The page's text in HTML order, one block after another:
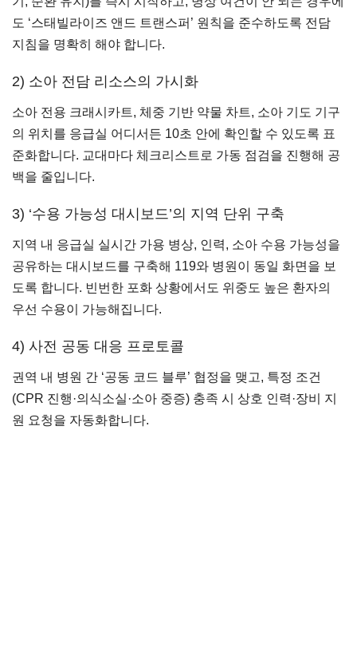
도 ‘스태빌라이즈 앤드 트랜스퍼’ 원칙을 준수하도록 전담
지침을 명확히 해야 합니다.
2) 소아 전담 리소스의 가시화
소아 전용 크래시카트, 체중 기반 약물 차트, 소아 기도 기구
의 위치를 응급실 어디서든 10초 안에 확인할 수 있도록 표
준화합니다. 교대마다 체크리스트로 가동 점검을 진행해 공
백을 줄입니다.
3) ‘수용 가능성 대시보드’의 지역 단위 구축
지역 내 응급실 실시간 가용 병상, 인력, 소아 수용 가능성을
공유하는 대시보드를 구축해 119와 병원이 동일 화면을 보
도록 합니다. 빈번한 포화 상황에서도 위중도 높은 환자의
우선 수용이 가능해집니다.
4) 사전 공동 대응 프로토콜
권역 내 병원 간 ‘공동 코드 블루’ 협정을 맺고, 특정 조건
(CPR 진행·의식소실·소아 중증) 충족 시 상호 인력·장비 지
원 요청을 자동화합니다.